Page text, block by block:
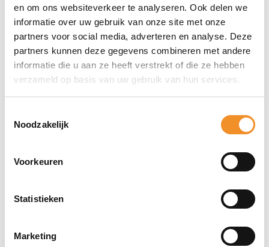
en om ons websiteverkeer te analyseren. Ook delen we
informatie over uw gebruik van onze site met onze
partners voor social media, adverteren en analyse. Deze
partners kunnen deze gegevens combineren met andere
informatie die u aan ze heeft verstrekt of die ze hebben
verzameld op basis van uw gebruik van hun services.
Noodzakelijk
Voorkeuren
Statistieken
Marketing
Direct erbij bestellen